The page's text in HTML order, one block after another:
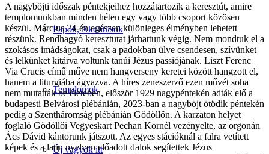
Papok, Akolitusok
Templomok
Új vagyok itt
A nagyböjti időszak péntekjeihez hozzátartozik a keresztút, amire
templomunkban minden héten egy vagy több csoport közösen
készül. Március 24-én egészen különleges élményben lehetett
részünk. Rendhagyó keresztutat járhattunk végig. Nem mondtuk el a
szokásos imádságokat, csak a padokban ülve csendesen, szívünket
és lelkünket kitárva voltunk tanúi Jézus passiójának. Liszt Ferenc
Via Crucis című műve nem hangverseny keretei között hangzott el,
hanem a liturgiába ágyazva. A híres zeneszerző ezen művét soha
nem mutatták be életében, először 1929 nagypéntekén adták elő a
budapesti Belvárosi plébánián, 2023-ban a nagyböjt ötödik péntekén
pedig a Szentháromság plébánián Gödöllőn. A karzaton helyet
foglaló Gödöllői Vegyeskart Pechan Kornél vezényelte, az orgonán
Ács Dávid kántorunk játszott. Az egyes stációknál a falra vetített
képek és a latin nyelven előadott dalok segítettek Jézus